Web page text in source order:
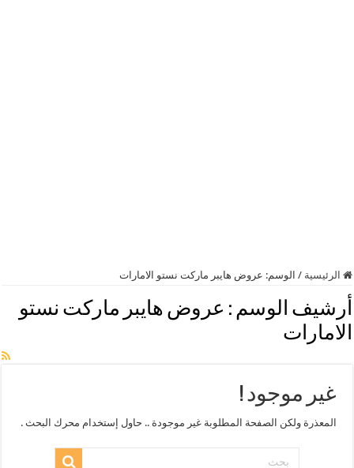
الرئيسية / الوسم: عروض هايبر ماركت نستو الامارات
أرشيف الوسم : عروض هايبر ماركت نستو
الامارات
غير موجود !
المعذرة ولكن الصفحة المطلوبة غير موجودة .. حاول إستخدام محرك البحث .